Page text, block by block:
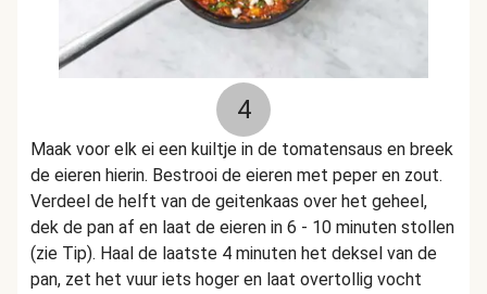
4
Maak voor elk ei een kuiltje in de tomatensaus en breek
de eieren hierin. Bestrooi de eieren met peper en zout.
Verdeel de helft van de geitenkaas over het geheel,
dek de pan af en laat de eieren in 6 - 10 minuten stollen
(zie Tip). Haal de laatste 4 minuten het deksel van de
pan, zet het vuur iets hoger en laat overtollig vocht